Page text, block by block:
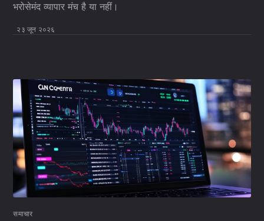
भरोसेमंद व्यापार मंच है या नहीं।
२३ जून २०२६
समाचार